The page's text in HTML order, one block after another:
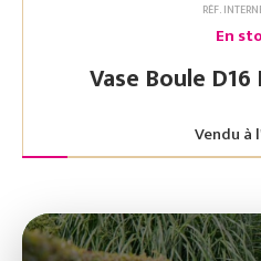
RÉF.
En
Vendu à